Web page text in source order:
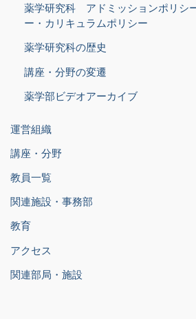
薬学研究科 アドミッションポリシ
ー・カリキュラムポリシー
薬学研究科の歴史
講座・分野の変遷
薬学部ビデオアーカイブ
運営組織
講座・分野
教員一覧
関連施設・事務部
教育
アクセス
関連部局・施設